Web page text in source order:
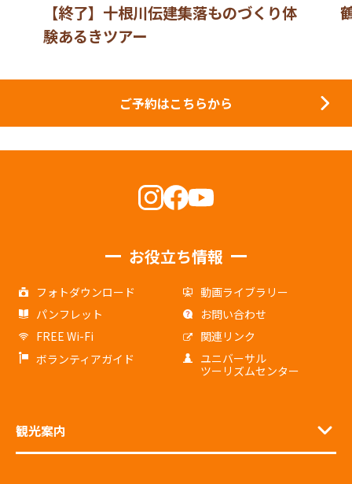
【終了】十根川伝建集落ものづくり体
験あるきツアー
ご予約はこちらから
お役立ち情報
フォトダウンロード
動画ライブラリー
パンフレット
お問い合わせ
FREE Wi-Fi
関連リンク
ボランティアガイド
ユニバーサル
ツーリズムセンター
観光案内